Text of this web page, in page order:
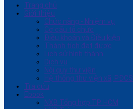
Trang chủ
Giới thiệu
Chức năng - Nhiệm vụ
Cơ cấu tổ chức
Điều khoản và Điều kiện
Thành tích đạt được
Lịch sử hình thành
Dịch vụ
Nội quy thư viện
Hệ thống thư viện xã, PĐCS
Tra cứu
Ebook
NXB Tổng hợp TP. HCM